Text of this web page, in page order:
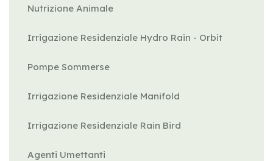
Nutrizione Animale
Irrigazione Residenziale Hydro Rain - Orbit
Pompe Sommerse
Irrigazione Residenziale Manifold
Irrigazione Residenziale Rain Bird
Agenti Umettanti